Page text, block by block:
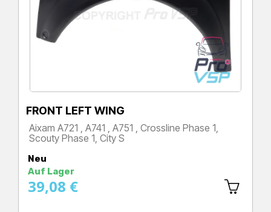
FRONT LEFT WING
Aixam A721 , A741 , A751 , Crossline Phase 1,
Scouty Phase 1, City S
Neu
Auf Lager
39,08 €